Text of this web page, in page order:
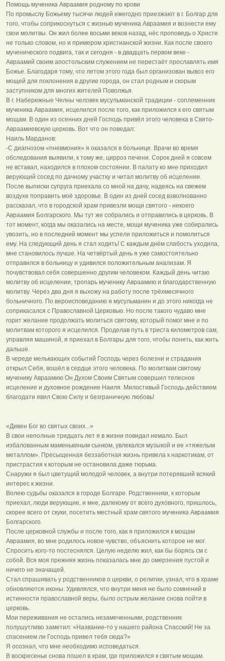
Помощь мученика Авраамия родному по крови
По промыслу Божьему тысячи людей ежегодно приезжают в г. Болгар для
того, чтобы соприкоснуться с жизнью мученика Авраамия и вознести ему
свои молитвы. Он жил более восьми веков назад, нёс проповедь о Христе
не только словом, но и примером христианской жизни. Как после своего
мученического подвига, так и сегодня - в двадцать первом веке -
Авраамий своим апостольским служением не перестаёт прославлять имя
Божье. Благодаря тому, что летом этого года был организован вывоз его
мощей для поклонения в другие города, он стал родным и скорым
заступником для многих жителей Поволжья.
В г. Набережные Челны человек мусульманской традиции - соплеменник
мученика Авраамия, исцелился после того, как приложился к его святым
мощам. В один из осенних дней Господь привёл этого человека в Свято-
Авраамиевскую церковь. Вот что он поведал:
Наиль Марданов:
-С диагнозом «пневмония» я оказался в больнице. Врачи во время
обследования выявили, к тому же, цирроз печени. Сорок дней я совсем
не вставал, находился в плохом состоянии. В палату ко мне приходил
верующий сосед по дачному участку и читал молитву об исцелении.
После выписки супруга приехала со мной на дачу, надеясь на свежем
воздухе поправить моё здоровье. В один из дней сосед взволнованно
рассказал, что в городской храм привезли мощи святого - некоего
Авраамия Болгарского. Мы тут же собрались и отправились в церковь. В
тот момент, когда мы оказались на месте, мощи мученика уже собирались
увозить, но в последний момент мы успели приложиться и помолиться
ему. На следующий день я стал ходить! С каждым днём слабость уходила,
мне становилось лучше. На четвёртый день я уже самостоятельно
отправился в больницу и удивился положительным анализам. Я
почувствовал себя совершенно другим человеком. Каждый день читаю
молитву об исцелении, тропарь мученику Авраамию и благодарственную
молитву. Через два дня я выхожу на работу после трёхмесячного
больничного. По вероисповеданию я мусульманин и до этого никогда не
соприкасался с Православной Церковью. Но после такого чудаво мне
горит желание продолжать молиться святому, который помог мне и по
молитвам которого я исцелился. Проделав путь в триста километров сам,
управляя машиной, я приехал в Болгары для того, чтобы понять, как жить
дальше.
В череде мелькающих событий Господь через болезни и страдания
открыл Себя, вошёл в сердце этого человека. По молитвам святому
мученику Авраамию Он Духом Своим Святым совершил телесное
исцеление и духовное рождение Наиля. Милостивый Господь действием
благодати явил Свою Силу и безграничную любовь!
«Дивен Бог во святых своих...»
В свои неполные тридцать лет я в жизни повидал немало. Был
избалованным маменькиным сынком, увлекался музыкой и ее «тяжелым
металлом». Пресыщенная беззаботная жизнь привела к наркотикам, от
пристрастия к которым не остановила даже тюрьма.
Снаружи я был цветущий молодой человек, а внутри потерявший всякий
интерес к жизни.
Волею судьбы оказался в городе Болгаре. Родственники, к которым
приехал, люди верующие, и мне, далекому от всего духовного, пришлось,
скорее всего от скуки, посетить местный храм святого мученика Авраамия
Болгарского.
После церковной службы и после того, как я приложился к мощам
Авраамия, во мне родилось новое чувство, объяснить которое не мог.
Спросить кого-то постеснялся. Целую неделю жил, как бы борясь см с
собой. Вся моя прежняя жизнь показалась мне до омерзения пустой и
ничего не значащей.
Стал спрашивать у родственников о церкви, о религии, узнал, что в храме
обновляются иконы. Удивлялся, что внутри меня не было сомнений в
истинности православной веры, было острым желание снова пойти в
церковь.
Мои переживания не остались незамеченными, родственник
полушутливо заметил: «Название-то у нашего района Спасский! Не за
спасением ли Господь привел тебя сюда?»
Я осознал, что мне необходимо исповедаться.
В воскресенье снова пошел в храм, где приложился к святым мощам.